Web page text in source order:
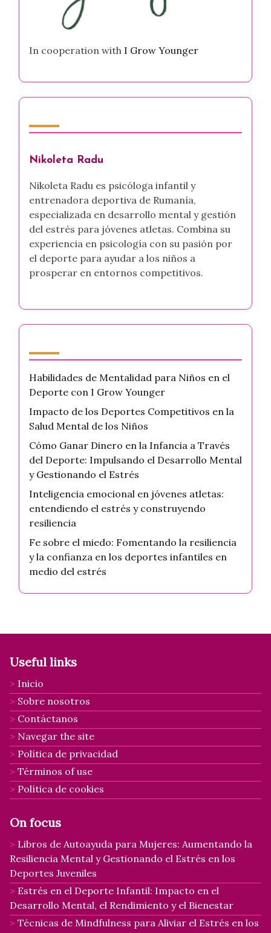
In cooperation with I Grow Younger
Nikoleta Radu
Nikoleta Radu es psicóloga infantil y
entrenadora deportiva de Rumanía,
especializada en desarrollo mental y gestión
del estrés para jóvenes atletas. Combina su
experiencia en psicología con su pasión por
el deporte para ayudar a los niños a
prosperar en entornos competitivos.
Habilidades de Mentalidad para Niños en el
Deporte con I Grow Younger
Impacto de los Deportes Competitivos en la
Salud Mental de los Niños
Cómo Ganar Dinero en la Infancia a Través
del Deporte: Impulsando el Desarrollo Mental
y Gestionando el Estrés
Inteligencia emocional en jóvenes atletas:
entendiendo el estrés y construyendo
resiliencia
Fe sobre el miedo: Fomentando la resiliencia
y la confianza en los deportes infantiles en
medio del estrés
Useful links
Inicio
Sobre nosotros
Contáctanos
Navegar the site
Política de privacidad
Términos of use
Política de cookies
On focus
Libros de Autoayuda para Mujeres: Aumentando la
Resiliencia Mental y Gestionando el Estrés en los
Deportes Juveniles
Estrés en el Deporte Infantil: Impacto en el
Desarrollo Mental, el Rendimiento y el Bienestar
Técnicas de Mindfulness para Aliviar el Estrés en los